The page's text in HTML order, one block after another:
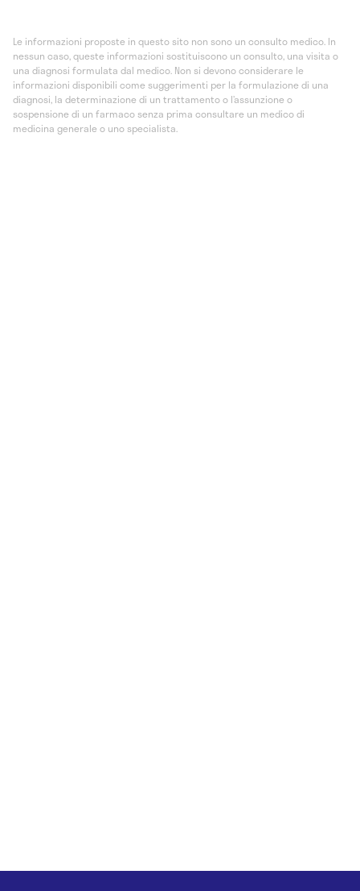
Le informazioni proposte in questo sito non sono un consulto medico. In
nessun caso, queste informazioni sostituiscono un consulto, una visita o
una diagnosi formulata dal medico. Non si devono considerare le
informazioni disponibili come suggerimenti per la formulazione di una
diagnosi, la determinazione di un trattamento o l’assunzione o
sospensione di un farmaco senza prima consultare un medico di
medicina generale o uno specialista.